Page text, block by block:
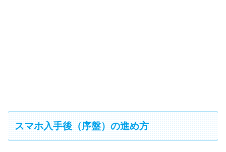
スマホ入手後（序盤）の進め方